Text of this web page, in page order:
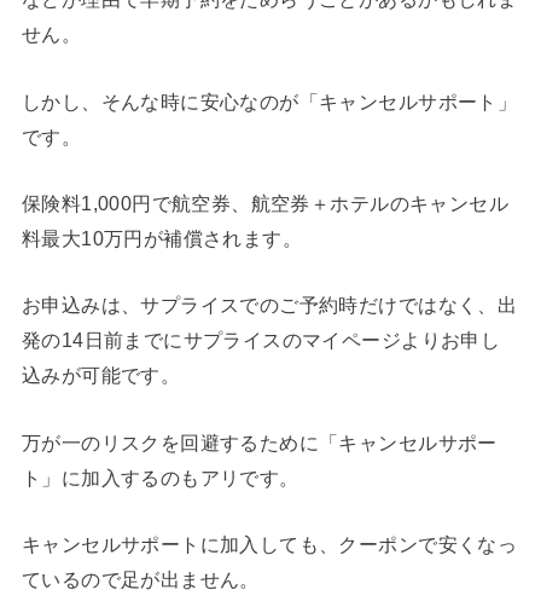
せん。
しかし、そんな時に安心なのが「キャンセルサポート」
です。
保険料1,000円で航空券、航空券＋ホテルのキャンセル
料最大10万円が補償されます。
お申込みは、サプライスでのご予約時だけではなく、出
発の14日前までにサプライスのマイページよりお申し
込みが可能です。
万が一のリスクを回避するために「キャンセルサポー
ト」に加入するのもアリです。
キャンセルサポートに加入しても、クーポンで安くなっ
ているので足が出ません。